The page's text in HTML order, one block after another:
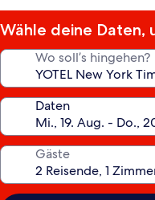
Wähle deine Daten,
Wo soll’s hingehen?
Daten
Gäste